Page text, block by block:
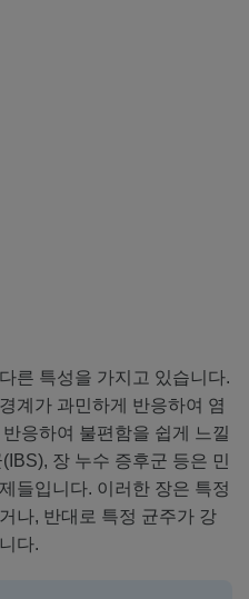
른 특성을 가지고 있습니다.
계가 과민하게 반응하여 염
응하여 불편함을 쉽게 느낄
장 누수 증후군 등은 민
들입니다. 이러한 장은 특정
나, 반대로 특정 균주가 강
다.